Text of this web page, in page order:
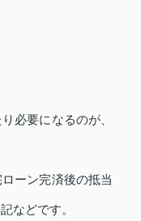
必要になるのが、
ーン完済後の抵当
などです。